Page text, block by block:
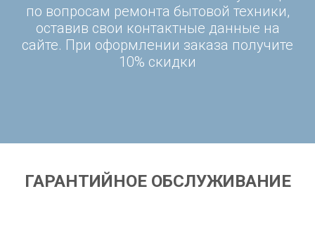
по вопросам ремонта бытовой техники,
оставив свои контактные данные на
сайте. При оформлении заказа получите
10% скидки
ГАРАНТИЙНОЕ ОБСЛУЖИВАНИЕ